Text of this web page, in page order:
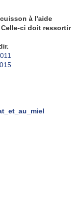
à l'aide
ci doit ressortir